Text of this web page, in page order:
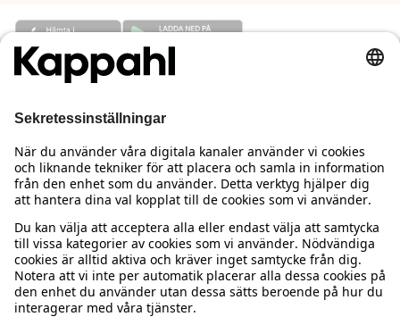
Behöver du hjälp?
Kundservice
Vanliga frågor
Beställning & retur
Kontakta oss
Kappahl Club
Logga in
Kappahl Club
Medlemsvillkor
Om oss
Om Kappahl Group
Villkor & policy